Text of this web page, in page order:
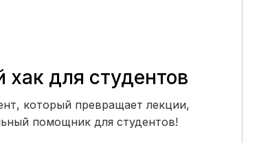
для студентов
который превращает лекции,
помощник для студентов!